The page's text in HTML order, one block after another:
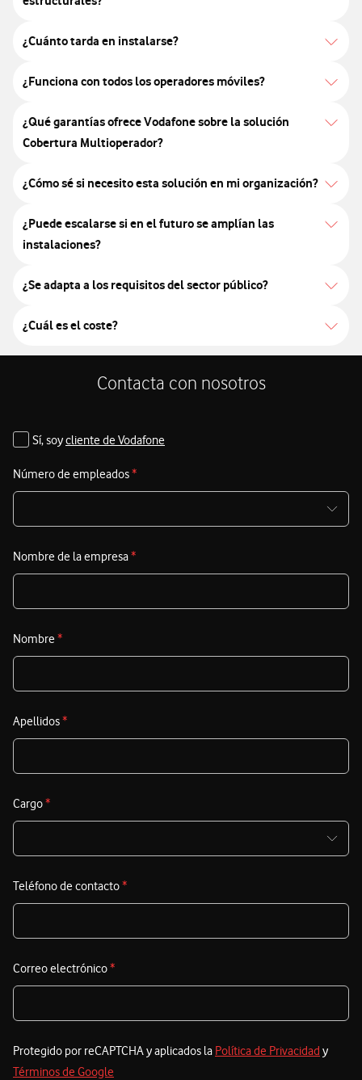
¿Cuánto tarda en instalarse?
¿Funciona con todos los operadores móviles?
¿Qué garantías ofrece Vodafone sobre la solución
Cobertura Multioperador?
¿Cómo sé si necesito esta solución en mi organización?
¿Puede escalarse si en el futuro se amplían las
instalaciones?
¿Se adapta a los requisitos del sector público?
¿Cuál es el coste?
Contacta con nosotros
Sí, soycliente de Vodafone
Número de empleados*
Nombre de la empresa*
Nombre *
Apellidos*
Cargo*
Teléfono de contacto*
Correo electrónico*
Protegido por reCAPTCHA y aplicados la Política de Privacidad y
Términos de Google